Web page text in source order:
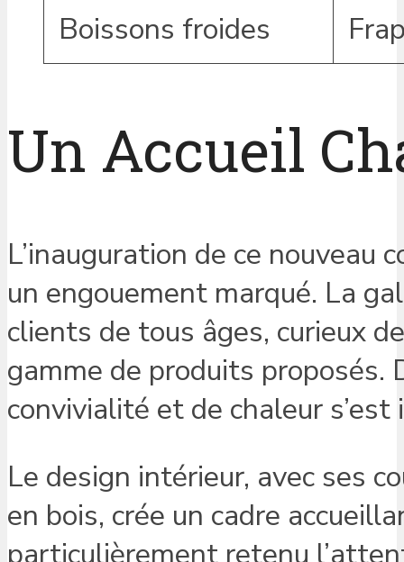
Boissons froides
Un Accueil
L’inauguration de ce nouveau
un engouement marqué. La
clients de tous âges, curieux
gamme de produits
convivialité et de chaleur
Le design intérieur, avec ses
en bois, crée un cadre